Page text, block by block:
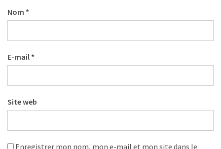
Nom *
E-mail *
Site web
Enregistrer mon nom, mon e-mail et mon site dans le